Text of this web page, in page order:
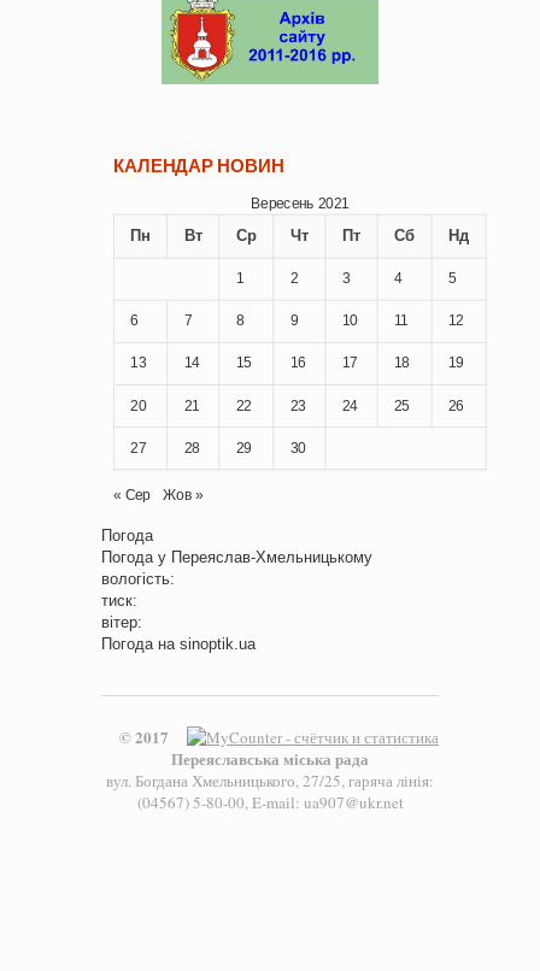
КАЛЕНДАР НОВИН
Вересень 2021
Пн Вт Ср Чт Пт Сб Нд
1 2 3 4 5
6 7 8 9 10 11 12
13 14 15 16 17 18 19
20 21 22 23 24 25 26
27 28 29 30
« Сер Жов »
Погода
Погода у Переяслав-Хмельницькому
вологість:
тиск:
вітер:
Погода на sinoptik.ua
© 2017
Переяславська міська рада
вул. Богдана Хмельницького, 27/25, гаряча лінія:
(04567) 5-80-00, E-mail: ua907@ukr.net